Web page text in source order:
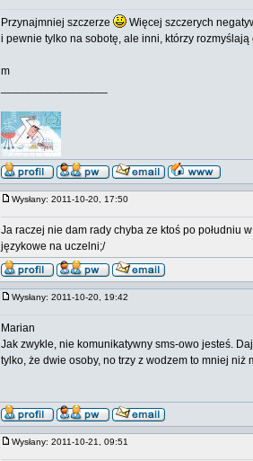
Przynajmniej szczerze
Więcej szczerych
i pewnie tylko na sobotę, ale inni, którzy
m
Wysłany: 2011-10-20, 17:50
Ja raczej nie dam rady chyba ze ktoś po południu
językowe na uczelni;/
Wysłany: 2011-10-20, 19:42
Marian
Jak zwykle, nie komunikatywny sms-owo jesteś.
tylko, że dwie osoby, no trzy z wodzem to mniej niż
Wysłany: 2011-10-21, 09:51